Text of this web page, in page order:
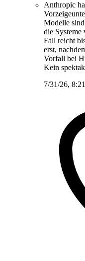
Anthropic
Modelle
die Systeme
Fall reicht
erst,
Vorfall bei
Kein
7/31/26,